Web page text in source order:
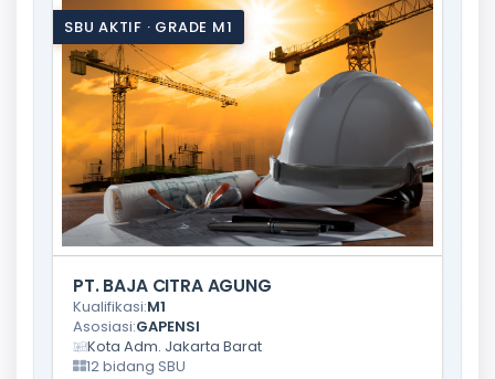
SBU AKTIF · GRADE M1
PT. BAJA CITRA AGUNG
Kualifikasi:M1
Asosiasi:GAPENSI
Kota Adm. Jakarta Barat
12 bidang SBU